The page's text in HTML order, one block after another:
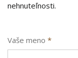
nehnuteľnosti.
Vaše meno *